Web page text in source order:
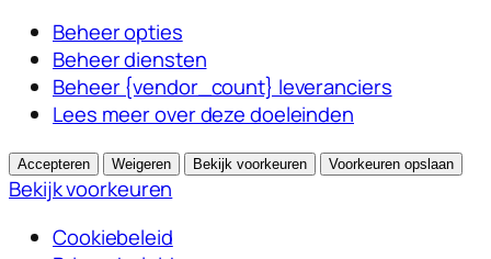
Beheer opties
Beheer diensten
Beheer {vendor_count} leveranciers
Lees meer over deze doeleinden
Accepteren Weigeren Bekijk voorkeuren Voorkeuren opslaan
Bekijk voorkeuren
Cookiebeleid